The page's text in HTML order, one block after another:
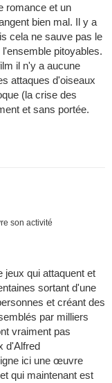
romance et un
bien mal. Il y a
cela ne sauve pas le
pitoyables.
il n'y a aucune
attaques d'oiseaux
(la crise des
et sans portée.
son activité
jeux qui attaquent et
sortant d'une
et créant des
par milliers
vraiment pas
d'Alfred
ici une œuvre
qui maintenant est